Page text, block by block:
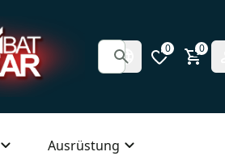
0 0
Ausrüstung